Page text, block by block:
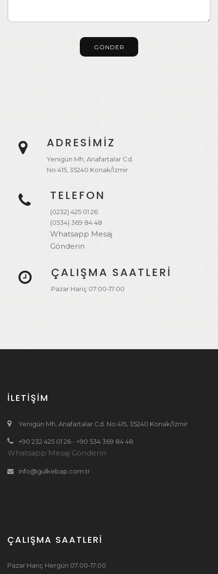
GÖNDER
ADRESİMİZ
Yenigün Mh, Anafartalar Cd.
No:415, 35240 Konak/İzmir
TELEFON
(0232) 425 01 26
(0534) 369 84 48
Whatsapp Mesaj
Gönderin
ÇALIŞMA SAATLERİ
Pazar Hariç 07:00-17:00
İLETİŞİM
Yenigün Mh, Anafartalar Cd. No:415, 35240 Konak/İzmir
+90 232 425 01 26 - +90 534 369 84 48
Whatsapp Mesaj Gönderin
info@gulkebap.com.tr
ÇALIŞMA SAATLERİ
Pazar Hariç Hergün 07:00-17:00